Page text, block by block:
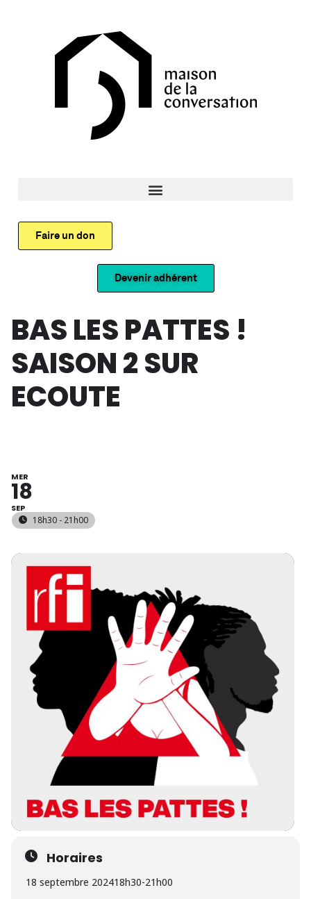
Faire un don
Devenir adhérent
BAS LES PATTES !
SAISON 2 SUR
ECOUTE
MER
18
SEP
18h30 - 21h00
Horaires
18 septembre 202418h30-21h00